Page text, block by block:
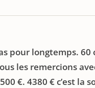
pour longtemps. 60
les remercions
€. 4380 € c’est la